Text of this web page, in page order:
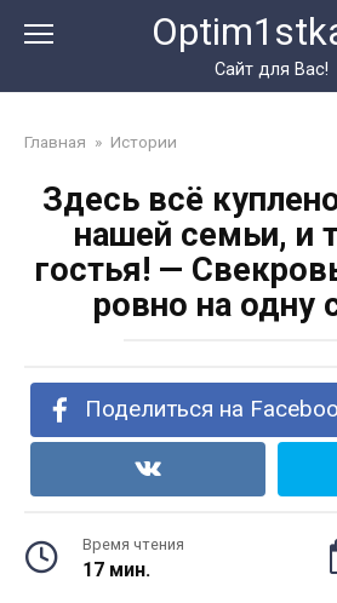
Сайт для Вас!
Главная » Истории
Здесь всё
нашей семьи, и
гостья! —
ровно на одну
Поделиться на
Время чтения
17 мин.